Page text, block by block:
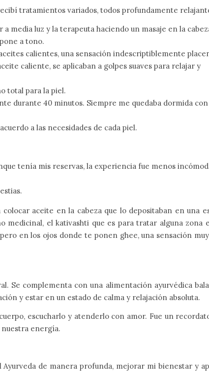
tratamientos variados, todos profundamente
media luz y la terapeuta haciendo un masaje en la
a tono.
calientes, una sensación indescriptiblemente
caliente, se aplicaban a golpes suaves para relajar y
total para la piel.
durante 40 minutos. Siempre me quedaba dormida
a las necesidades de cada piel.
tenía mis reservas, la experiencia fue menos
aceite en la cabeza que lo depositaban en una
el kativashti que es para tratar alguna zona
en los ojos donde te ponen ghee, una sensación
Se complementa con una alimentación ayurvédica
y estar en un estado de calma y relajación absoluta.
escucharlo y atenderlo con amor. Fue un
energía.
de manera profunda, mejorar mi bienestar y